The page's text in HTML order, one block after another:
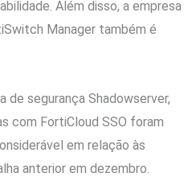
Além disso, a empresa
Manager também é
de segurança Shadowserver,
com FortiCloud SSO foram
em relação às
anterior em dezembro.